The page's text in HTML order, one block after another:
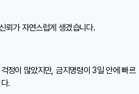
뢰가 자연스럽게 생겼습니다.
정이 많았지만, 금지명령이 3일 안에 빠르
.